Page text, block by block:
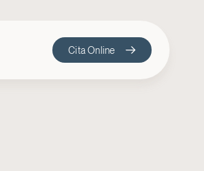
Cita Online